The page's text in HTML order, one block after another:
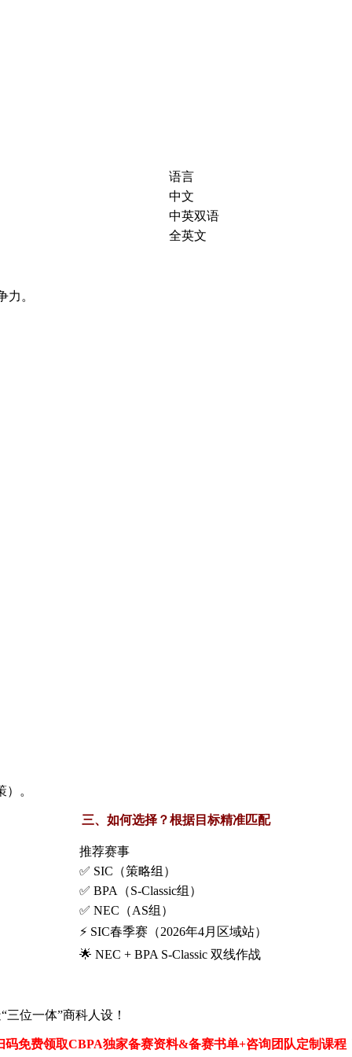
语言
中文
中英双语
全英文
力。
。
三、如何选择？根据目标精准匹配
推荐赛事
✅ SIC（策略组）
✅ BPA（S-Classic组）
✅ NEC（AS组）
⚡ SIC春季赛（2026年4月区域站）
🌟 NEC + BPA S-Classic 双线作战
位一体”商科人设！
码免费领取CBPA独家备赛资料&备赛书单+咨询团队定制课程